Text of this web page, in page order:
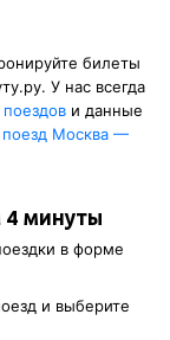
билеты
У нас всегда
и данные
Москва —
4 минуты
в форме
и выберите